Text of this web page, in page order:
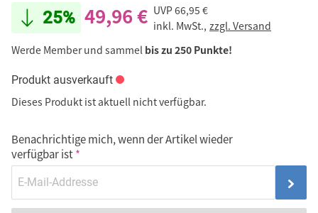
25% 49,96 € UVP66,95 €
inkl. MwSt., zzgl. Versand
Werde Member und sammel bis zu 250 Punkte!
Produkt ausverkauft
Dieses Produkt ist aktuell nicht verfügbar.
Benachrichtige mich, wenn der Artikel wieder
verfügbar ist